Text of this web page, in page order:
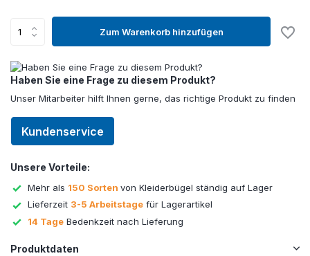
Zum Warenkorb hinzufügen
Haben Sie eine Frage zu diesem Produkt?
Unser Mitarbeiter hilft Ihnen gerne, das richtige Produkt zu finden
Kundenservice
Unsere Vorteile:
Mehr als 150 Sorten von Kleiderbügel ständig auf Lager
Lieferzeit 3-5 Arbeitstage für Lagerartikel
14 Tage Bedenkzeit nach Lieferung
Produktdaten